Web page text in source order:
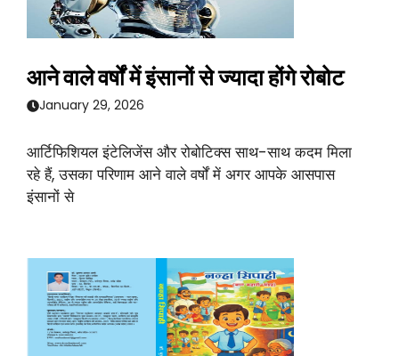
आने वाले वर्षों में इंसानों से ज्यादा होंगे रोबोट
January 29, 2026
आर्टिफिशियल इंटेलिजेंस और रोबोटिक्स साथ-साथ कदम मिला
रहे हैं, उसका परिणाम आने वाले वर्षों में अगर आपके आसपास
इंसानों से